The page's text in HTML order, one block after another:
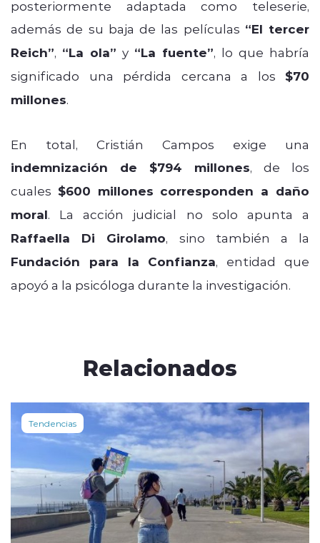
posteriormente adaptada como teleserie,
además de su baja de las películas “El tercer
Reich”, “La ola” y “La fuente”, lo que habría
significado una pérdida cercana a los $70
millones.
En total, Cristián Campos exige una
indemnización de $794 millones, de los
cuales $600 millones corresponden a daño
moral. La acción judicial no solo apunta a
Raffaella Di Girolamo, sino también a la
Fundación para la Confianza, entidad que
apoyó a la psicóloga durante la investigación.
Relacionados
Tendencias